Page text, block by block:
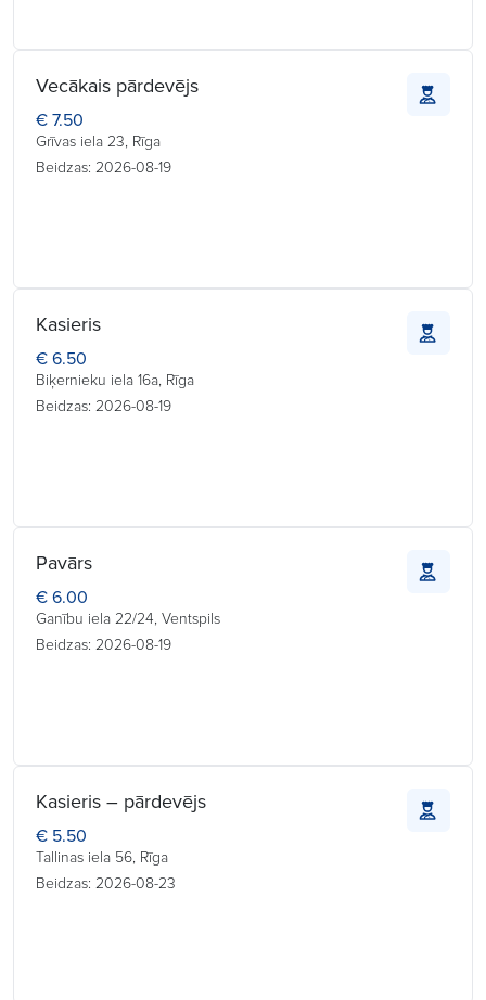
Vecākais pārdevējs
€ 7.50
Grīvas iela 23, Rīga
Beidzas: 2026-08-19
Kasieris
€ 6.50
Biķernieku iela 16a, Rīga
Beidzas: 2026-08-19
Pavārs
€ 6.00
Ganību iela 22/24, Ventspils
Beidzas: 2026-08-19
Kasieris – pārdevējs
€ 5.50
Tallinas iela 56, Rīga
Beidzas: 2026-08-23